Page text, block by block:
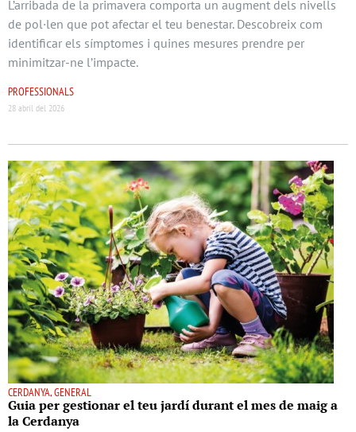
L’arribada de la primavera comporta un augment dels nivells
de pol·len que pot afectar el teu benestar. Descobreix com
identificar els símptomes i quines mesures prendre per
minimitzar-ne l’impacte.
PROFESSIONALS
28 abril del 2026
CERDANYA, GENERAL
Guia per gestionar el teu jardí durant el mes de maig a
la Cerdanya